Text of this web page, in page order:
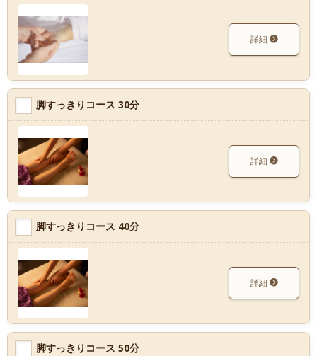
詳細
脚すっきりコース 30分
詳細
脚すっきりコース 40分
詳細
脚すっきりコース 50分